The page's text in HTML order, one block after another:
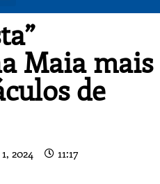
Maia mais
de
2024 11:17